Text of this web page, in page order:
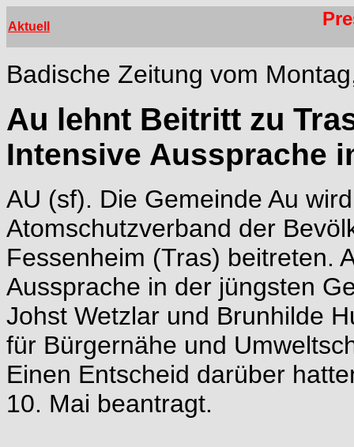
Aktuell
Badische Zeitung vom
Au lehnt Beitritt zu
Intensive Aussprache
AU (sf). Die Gemeinde Au
Atomschutzverband der
Fessenheim (Tras) beitreten.
Aussprache in der jüngsten
Johst Wetzlar und Brunhilde
für Bürgernähe und
Einen Entscheid darüber
10. Mai beantragt.